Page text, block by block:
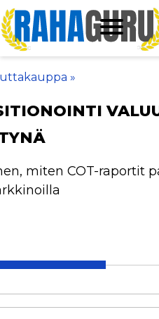
»
miten COT-raportit